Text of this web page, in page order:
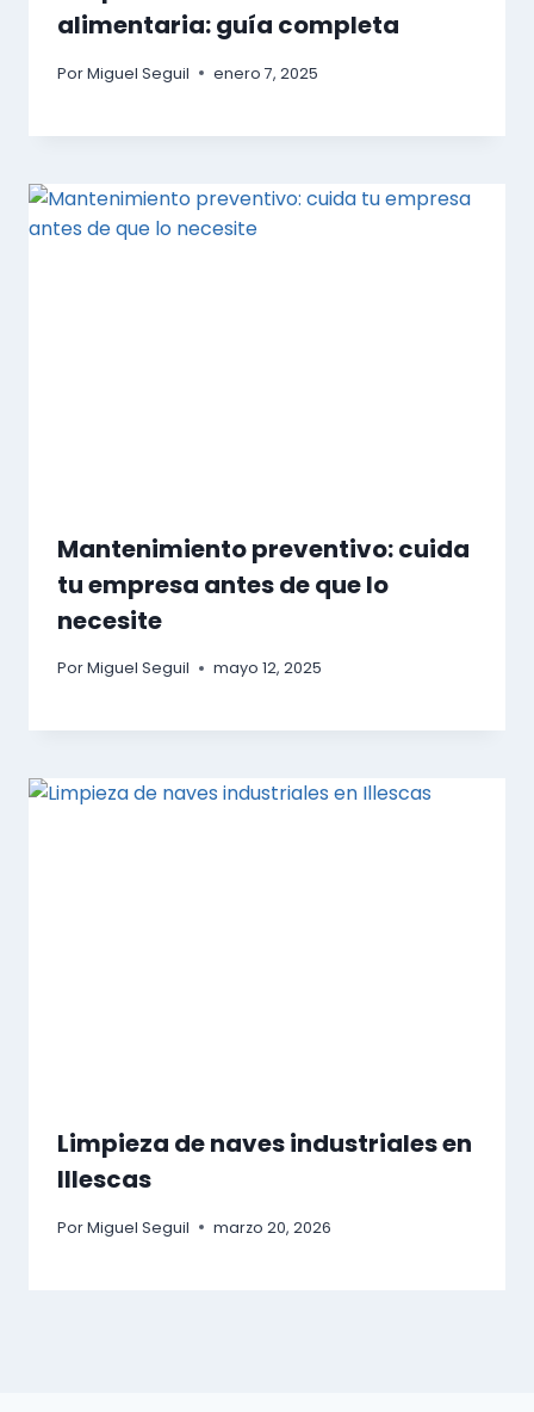
alimentaria: guía completa
PorMiguel Seguil enero 7, 2025
Mantenimiento preventivo: cuida
tu empresa antes de que lo
necesite
PorMiguel Seguil mayo 12, 2025
Limpieza de naves industriales en
Illescas
PorMiguel Seguil marzo 20, 2026